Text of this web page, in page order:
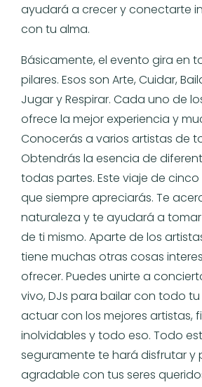
ayudará a crecer y conectarte
con tu alma.
Básicamente, el evento gira en
pilares. Esos son Arte, Cuidar,
Jugar y Respirar. Cada uno de
ofrece la mejor experiencia y
Conocerás a varios artistas de
Obtendrás la esencia de
todas partes. Este viaje de
que siempre apreciarás. Te
naturaleza y te ayudará a
de ti mismo. Aparte de los
tiene muchas otras cosas
ofrecer. Puedes unirte a
vivo, DJs para bailar con todo
actuar con los mejores artistas,
inolvidables y todo eso. Todo
seguramente te hará disfrutar y
agradable con tus seres